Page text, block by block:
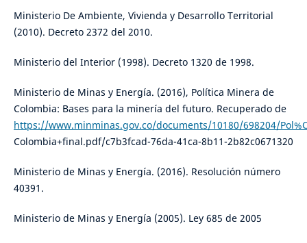
Ministerio De Ambiente, Vivienda y Desarrollo Territorial
(2010). Decreto 2372 del 2010.
Ministerio del Interior (1998). Decreto 1320 de 1998.
Ministerio de Minas y Energía. (2016), Política Minera de
Colombia: Bases para la minería del futuro. Recuperado de
https://www.minminas.gov.co/documents/10180/698204/
Colombia+final.pdf/c7b3fcad-76da-41ca-8b11-2b82c0671320
Ministerio de Minas y Energía. (2016). Resolución número
40391.
Ministerio de Minas y Energía (2005). Ley 685 de 2005